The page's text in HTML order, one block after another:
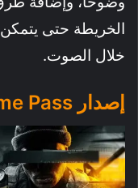
الخريطة حتى يتمكن
خلال الصوت.
إصدار Game Pass في اليوم الأول